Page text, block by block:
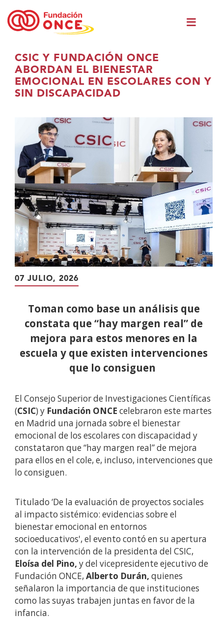
main
CSIC Y FUNDACIÓN ONCE
ABORDAN EL BIENESTAR
EMOCIONAL EN ESCOLARES CON Y
SIN DISCAPACIDAD
07 JULIO, 2026
Toman como base un análisis que
constata que “hay margen real” de
mejora para estos menores en la
escuela y que existen intervenciones
que lo consiguen
El Consejo Superior de Investigaciones Científicas
(CSIC) y Fundación ONCE celebraron este martes
en Madrid una jornada sobre el bienestar
emocional de los escolares con discapacidad y
constataron que “hay margen real” de mejora
para ellos en el cole, e, incluso, intervenciones que
lo consiguen.
Titulado ‘De la evaluación de proyectos sociales
al impacto sistémico: evidencias sobre el
bienestar emocional en entornos
socioeducativos', el evento contó en su apertura
con la intervención de la presidenta del CSIC,
Eloísa del Pino, y del vicepresidente ejecutivo de
Fundación ONCE, Alberto Durán, quienes
señalaron la importancia de que instituciones
como las suyas trabajen juntas en favor de la
infancia.